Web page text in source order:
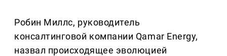
Робин Миллс, руководитель
консалтинговой компании Qamar Energy,
назвал происходящее эволюцией